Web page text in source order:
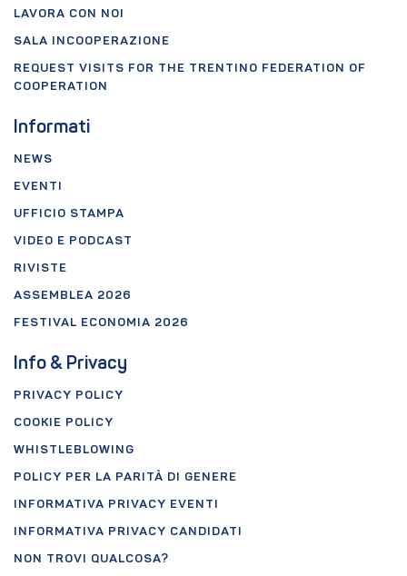
LAVORA CON NOI
SALA INCOOPERAZIONE
REQUEST VISITS FOR THE TRENTINO FEDERATION OF
COOPERATION
Informati
NEWS
EVENTI
UFFICIO STAMPA
VIDEO E PODCAST
RIVISTE
ASSEMBLEA 2026
FESTIVAL ECONOMIA 2026
Info & Privacy
PRIVACY POLICY
COOKIE POLICY
WHISTLEBLOWING
POLICY PER LA PARITÀ DI GENERE
INFORMATIVA PRIVACY EVENTI
INFORMATIVA PRIVACY CANDIDATI
NON TROVI QUALCOSA?